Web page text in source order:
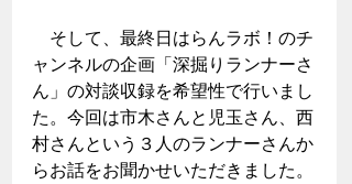
そして、最終日はらんラボ！のチ
ャンネルの企画「深掘りランナーさ
ん」の対談収録を希望性で行いまし
た。今回は市木さんと児玉さん、西
村さんという３人のランナーさんか
らお話をお聞かせいただきました。